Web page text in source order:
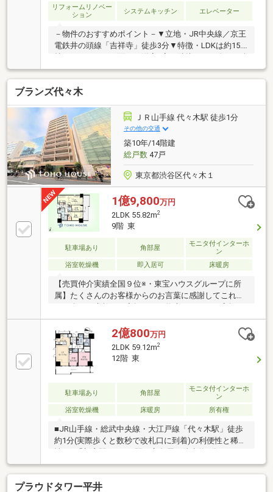
ＣＯ 約480ｍ・東急百貨店 吉祥寺店 約550ｍ・都立
井の頭恩賜公園 約360ｍ
リフォームリノベー
ション
システムキッチン エレベーター
－物件のおすすめポイント－▼立地・JR中央線／京王
電鉄井の頭線「吉祥寺」徒歩3分▼特徴・LDKは約15.5
震補強工事実施済▼設備・食洗機・浄水器・浴室乾燥
機・二重サッシ▼2012年9月室内リフォーム履歴【交
換】キッチン、UB、洗面化粧台、トイレ、給湯器、給
水管、排水管【張替】壁紙、フローリング▼周辺環
境・リコス吉祥寺2丁目店 徒歩2分(約100m)・井の頭恩
賜公園 徒歩5分(約350m)■ ご希望の住まい探しをお手
伝いします ━━━━━・・・物件の詳細・ご相談はお
気軽にお問い合わせください。
ブランズ代々木
ＪＲ山手線 代々木駅 徒歩1分
その他の交通
築10年/14階建
総戸数47戸
東京都渋谷区代々木１
1億9,800万円
2LDK 55.82m2
9階 東
駐車場あり 角部屋
モニタ付インターホ
ン
浴室乾燥機
即入居可 床暖房
【売買仲介実績全国９位※・東宝ハウスグループに所
属】たくさんのお客様からのお言葉に感謝してこれか
を始めてみようと思われたらまずは、お気軽に東宝ハ
ウス溝の口に相談してみませんか？何も決まっていな
くて大丈夫！まずはお客様の夢をお聞かせください！
「行って良かったね」と思っていただけるように、ス
タッフ一同いつでもお客様のお問合せをお待ちしてお
ります☆（※2025年11月住宅新報より抜粋）
2億800万円
2LDK 59.12m2
12階 東
駐車場あり 角部屋
モニタ付インターホ
ン
浴室乾燥機
床暖房 所有権
■JR山手線・総武中央線・大江戸線「代々木駅」徒歩
約1分(実際歩くと数秒で改札口に到着)の利便性と稀少
ーション！■ローソン徒歩約1分、まいばすけっと徒歩
約2分、マルマンストア徒歩約4分、薬のヒグチ徒歩約
1分、スタバ徒歩約2分、マクドナルド徒歩約2分等生
プラウドタワー平井